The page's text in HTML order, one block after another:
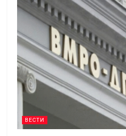
ВЕСТИ